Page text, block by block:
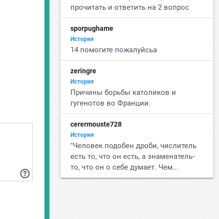
прочитать и ответить на 2 вопрос
sporpughame
История
14 помогите пожалуйсьа
zeringre
История
Причины борьбы католиков и
гугенотов во Франции.
cerermouste728
История
"Человек подобен дроби, числитель
есть то, что он есть, а знаменатель-
то, что он о себе думает. Чем...